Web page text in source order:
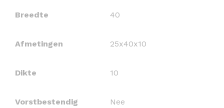
Breedte 40
Afmetingen 25x40x10
Dikte 10
Vorstbestendig Nee